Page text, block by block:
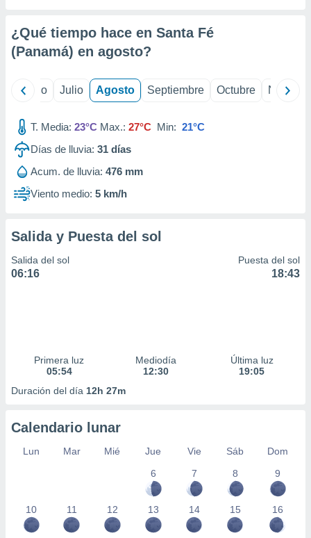
e
de
¿Qué tiempo hace en Santa Fé
(Panamá) en agosto?
Junio Julio Agosto Septiembre Octubre
T. Media: 23°C Max.: 27°C Min: 21°C
Días de lluvia: 31 días
Acum. de lluvia: 476 mm
Viento medio: 5 km/h
Salida y Puesta del sol
Salida del sol
06:16
Puesta del sol
18:43
Primera luz
05:54
Mediodía
12:30
Última luz
19:05
Duración del día 12h 27m
Calendario lunar
Lun Mar Mié Jue Vie Sáb
Dom
6
7 8 9
10 11 12 13 14 15 16